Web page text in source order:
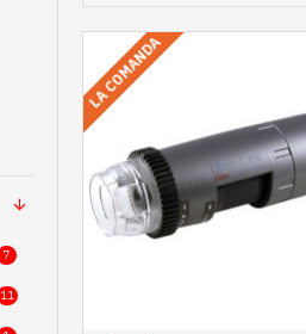
7
11
LA COMANDA